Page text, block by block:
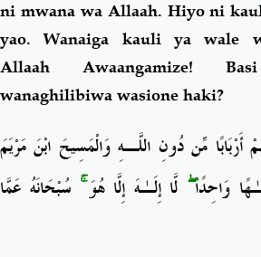
ni mwana wa Allaah. Hiyo ni
yao. Wanaiga kauli ya wale
Allaah Awaangamize!
wanaghilibiwa wasione haki?
أَرْبَابًا مِّن دُونِ اللَّـهِ وَالْمَسِيحَ ابْنَ مَرْيَمَ
وَاحِدًاۖ لَّا إِلَـٰهَ إِلَّا هُوَۚ سُبْحَانَهُ عَمَّا